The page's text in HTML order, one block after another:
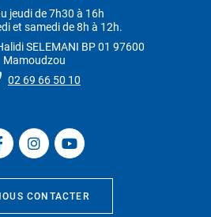
jeudi de 7h30 à 16h
et samedi de 8h à 12h.
SELEMANI BP 01 97600
Mamoudzou
02 69 66 50 10
CONTACTER